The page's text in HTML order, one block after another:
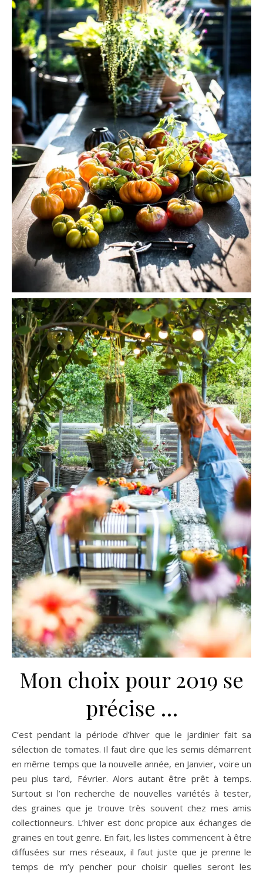
Mon choix pour 2019 se
précise …
C’est pendant la période d’hiver que le jardinier fait sa
sélection de tomates. Il faut dire que les semis démarrent
en même temps que la nouvelle année, en Janvier, voire un
peu plus tard, Février. Alors autant être prêt à temps.
Surtout si l’on recherche de nouvelles variétés à tester,
des graines que je trouve très souvent chez mes amis
collectionneurs. L’hiver est donc propice aux échanges de
graines en tout genre. En fait, les listes commencent à être
diffusées sur mes réseaux, il faut juste que je prenne le
temps de m’y pencher pour choisir quelles seront les